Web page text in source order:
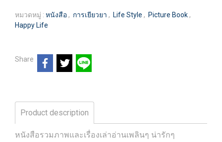
หมวดหมู่ : หนังสือ , การเยียวยา , Life Style , Picture Book ,
Happy Life
Share
Product description
หนังสือรวมภาพและเรื่องเล่าอ่านเพลินๆ น่ารักๆ